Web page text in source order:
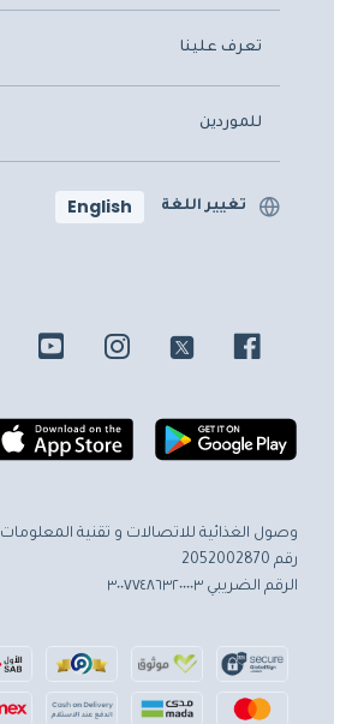
تعرف علينا
للموردين
تغيير اللغة English
وصول الغذائية للاتصالات و تقنية المعلومات
رقم 2052002870
الرقم الضريبي ٣٠٠٧٧٤٨٦٣٢٠٠٠٠٣